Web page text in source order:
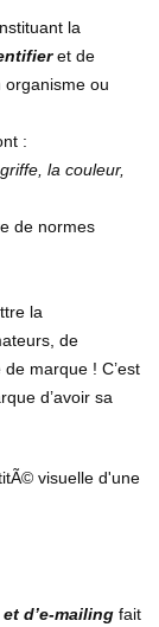
la
et de
organisme ou
:
la couleur,
de normes
la
de
marque ! C’est
d’avoir sa
d’e-mailing fait